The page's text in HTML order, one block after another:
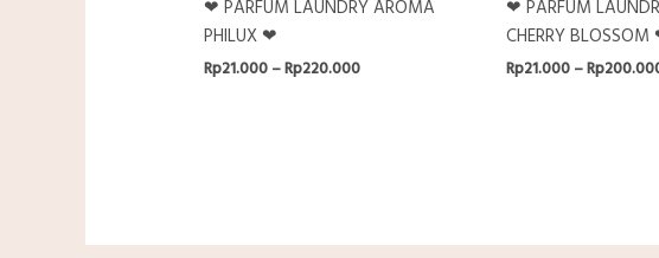
❤ PARFUM LAUNDRY AROMA
PHILUX ❤
Rp21.000–Rp220.000Rentang
❤ PARFUM
CHERRY
Rp21.000–Rp